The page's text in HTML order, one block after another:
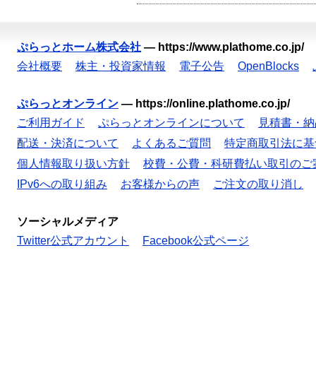
ぷらっとホーム株式会社 — https://www.plathome.co.jp/
会社概要
株主・投資家情報 電子公告 OpenBlocks
ぷらっとオンライン — https://online.plathome.co.jp/
ご利用ガイド
ぷらっとオンラインについて
見積書・
配送・決済について
よくあるご質問
特定商取引法に
個人情報取り扱い方針
校費・公費・科研費払い取引のご
IPv6への取り組み
お客様からの声 ご注文の取り消し
ソーシャルメディア
Twitter公式アカウント
Facebook公式ページ